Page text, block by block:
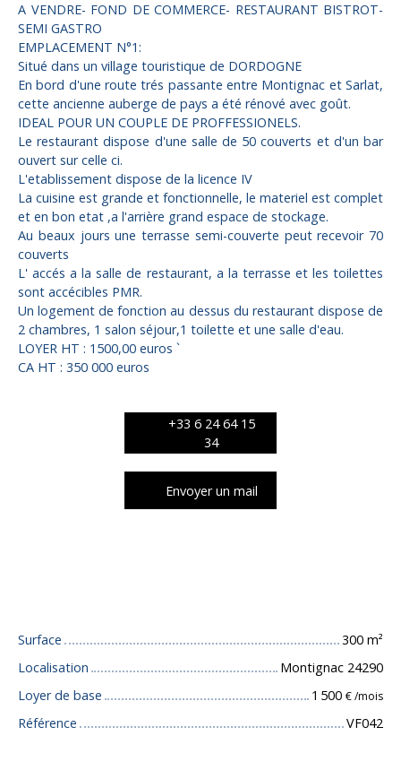
A VENDRE- FOND DE COMMERCE- RESTAURANT BISTROT-
SEMI GASTRO
EMPLACEMENT N°1:
Situé dans un village touristique de DORDOGNE
En bord d'une route trés passante entre Montignac et Sarlat,
cette ancienne auberge de pays a été rénové avec goût.
IDEAL POUR UN COUPLE DE PROFFESSIONELS.
Le restaurant dispose d'une salle de 50 couverts et d'un bar
ouvert sur celle ci.
L'etablissement dispose de la licence IV
La cuisine est grande et fonctionnelle, le materiel est complet
et en bon etat ,a l'arrière grand espace de stockage.
Au beaux jours une terrasse semi-couverte peut recevoir 70
couverts
L' accés a la salle de restaurant, a la terrasse et les toilettes
sont accécibles PMR.
Un logement de fonction au dessus du restaurant dispose de
2 chambres, 1 salon séjour,1 toilette et une salle d'eau.
LOYER HT : 1500,00 euros `
CA HT : 350 000 euros
+33 6 24 64 15
34
Envoyer un mail
Surface 300 m²
Localisation
Montignac 24290
Loyer de base
1 500 € /mois
Référence VF042